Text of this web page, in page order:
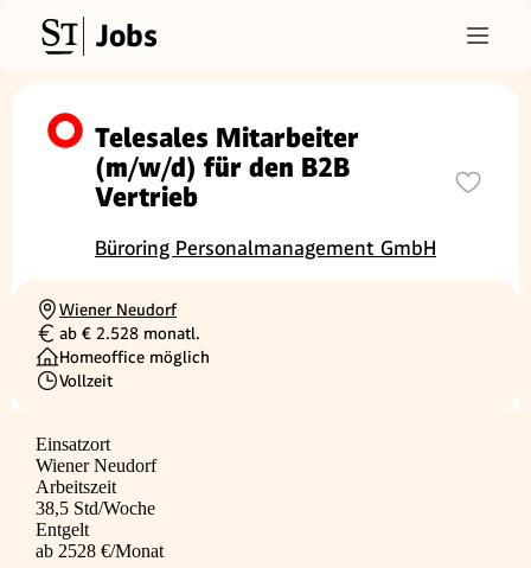
Jobs
Telesales Mitarbeiter
(m/w/d) für den B2B
Vertrieb
Büroring Personalmanagement GmbH
Ortschaft
Wiener Neudorf
Gehalt
ab € 2.528 monatl.
Homeoffice möglich
Beschäftigungsart
Vollzeit
Einsatzort
Wiener Neudorf
Arbeitszeit
38,5 Std/Woche
Entgelt
ab 2528 €/Monat